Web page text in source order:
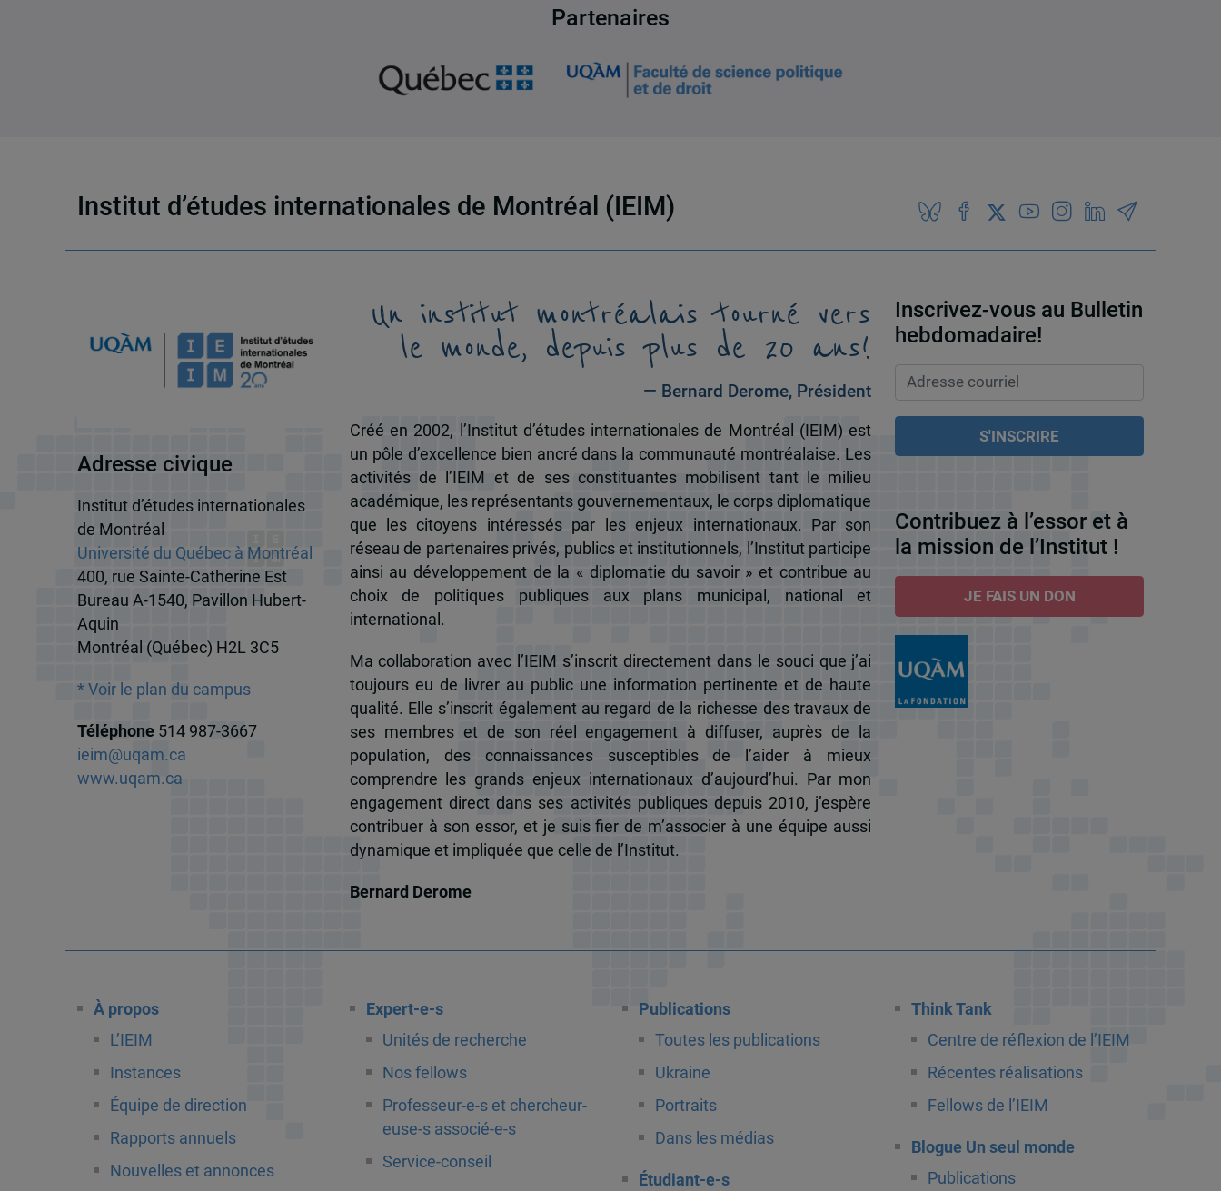
Partenaires
Institut d’études internationales de Montréal (IEIM)
Adresse civique
Institut d’études internationales
de Montréal
Université du Québec à Montréal
400, rue Sainte-Catherine Est
Bureau A-1540, Pavillon Hubert-
Aquin
Montréal (Québec) H2L 3C5
* Voir le plan du campus
Téléphone 514 987-3667
ieim@uqam.ca
www.uqam.ca
Un institut montréalais tourné vers
le monde, depuis plus de 20 ans!
— Bernard Derome, Président
Créé en 2002, l’Institut d’études internationales de Montréal (IEIM) est
un pôle d’excellence bien ancré dans la communauté montréalaise. Les
activités de l’IEIM et de ses constituantes mobilisent tant le milieu
académique, les représentants gouvernementaux, le corps diplomatique
que les citoyens intéressés par les enjeux internationaux. Par son
réseau de partenaires privés, publics et institutionnels, l’Institut participe
ainsi au développement de la « diplomatie du savoir » et contribue au
choix de politiques publiques aux plans municipal, national et
international.
Ma collaboration avec l’IEIM s’inscrit directement dans le souci que j’ai
toujours eu de livrer au public une information pertinente et de haute
qualité. Elle s’inscrit également au regard de la richesse des travaux de
ses membres et de son réel engagement à diffuser, auprès de la
population, des connaissances susceptibles de l’aider à mieux
comprendre les grands enjeux internationaux d’aujourd’hui. Par mon
engagement direct dans ses activités publiques depuis 2010, j’espère
contribuer à son essor, et je suis fier de m’associer à une équipe aussi
dynamique et impliquée que celle de l’Institut.
Bernard Derome
Inscrivez-vous au Bulletin
hebdomadaire!
Contribuez à l’essor et à
la mission de l’Institut !
JE FAIS UN DON
À propos
L’IEIM
Instances
Équipe de direction
Rapports annuels
Nouvelles et annonces
Expert-e-s
Unités de recherche
Nos fellows
Professeur-e-s et chercheur-
euse-s associé-e-s
Service-conseil
Publications
Toutes les publications
Ukraine
Portraits
Dans les médias
Étudiant-e-s
Think Tank
Centre de réflexion de l’IEIM
Récentes réalisations
Fellows de l’IEIM
Blogue Un seul monde
Publications